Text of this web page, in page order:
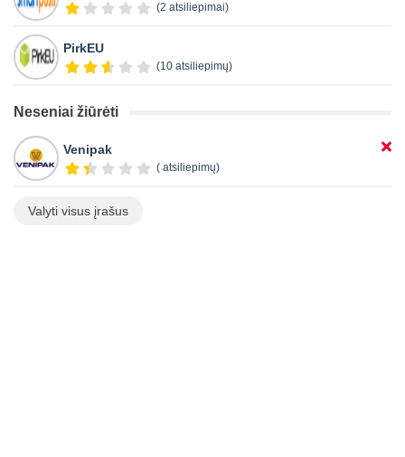
(2 atsiliepimai)
PirkEU
(10 atsiliepimų)
Neseniai žiūrėti
Venipak
( atsiliepimų)
Valyti visus įrašus